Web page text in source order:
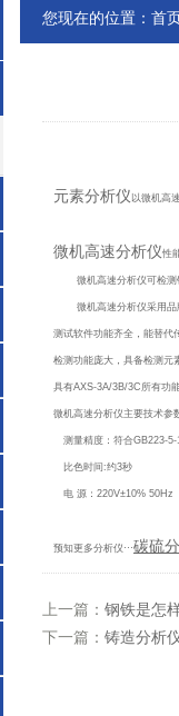
您现在的位置： 首
元素分析仪 以微机高
微机高速分析仪性
微机高速分析仪可检测铝
微机高速分析仪采用品
测试软件功能齐全，能替代
检测功能庞大，具备检测元
具有AXS-3A/3B/3C所有功
微机高速分析仪主要技术参
测量精度：符合GB223-5-
比色时间:约3秒
电 源：220V±10% 50Hz
预知更多分析仪···碳硫
上一篇： 钢铁是怎
下一篇： 铸造分析